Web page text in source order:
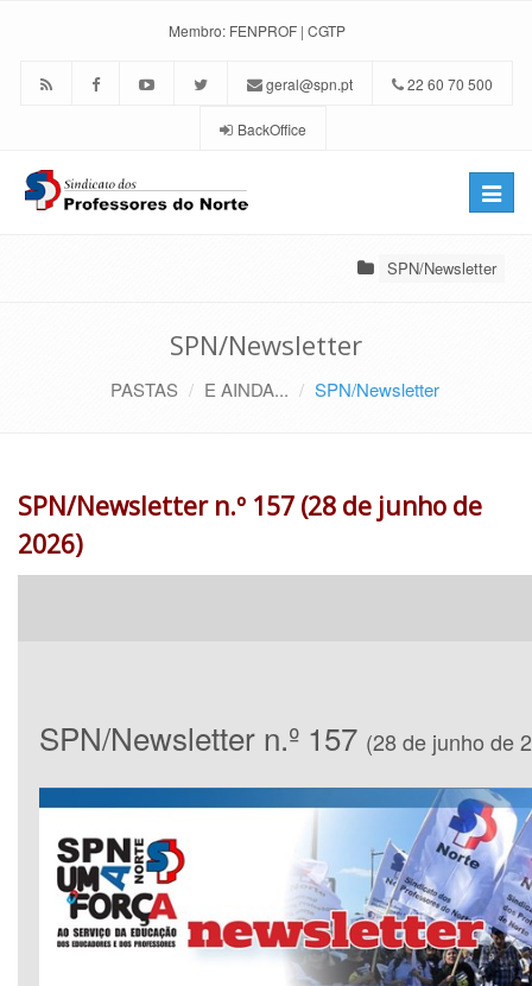
Membro: FENPROF | CGTP
geral@spn.pt 22 60 70 500
BackOffice
Toggle
SPN/Newsletter
SPN/Newsletter
PASTAS E AINDA... SPN/Newsletter
SPN/Newsletter n.º 157 (28 de junho de
2026)
SPN/Newsletter n.º 157 (28 de junho de